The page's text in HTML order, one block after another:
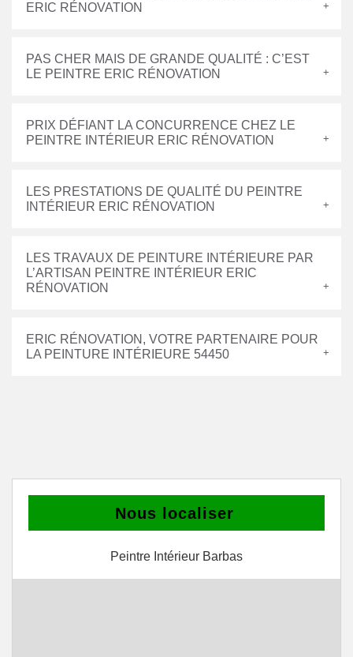
ERIC RÉNOVATION
PAS CHER MAIS DE GRANDE QUALITÉ : C’EST
LE PEINTRE ERIC RÉNOVATION
PRIX DÉFIANT LA CONCURRENCE CHEZ LE
PEINTRE INTÉRIEUR ERIC RÉNOVATION
LES PRESTATIONS DE QUALITÉ DU PEINTRE
INTÉRIEUR ERIC RÉNOVATION
LES TRAVAUX DE PEINTURE INTÉRIEURE PAR
L’ARTISAN PEINTRE INTÉRIEUR ERIC
RÉNOVATION
ERIC RÉNOVATION, VOTRE PARTENAIRE POUR
LA PEINTURE INTÉRIEURE 54450
Nous localiser
Peintre Intérieur Barbas